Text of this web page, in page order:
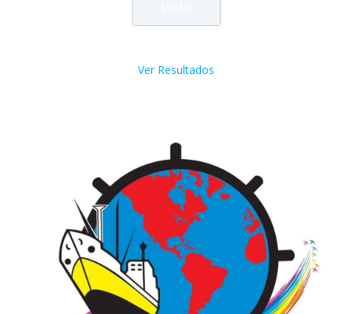
Ver Resultados